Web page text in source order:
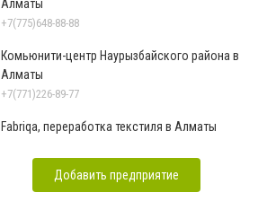
Алматы
+7(775)648-88-88
Комьюнити-центр Наурызбайского района в
Алматы
+7(771)226-89-77
Fabriqa, переработка текстиля в Алматы
Добавить предприятие